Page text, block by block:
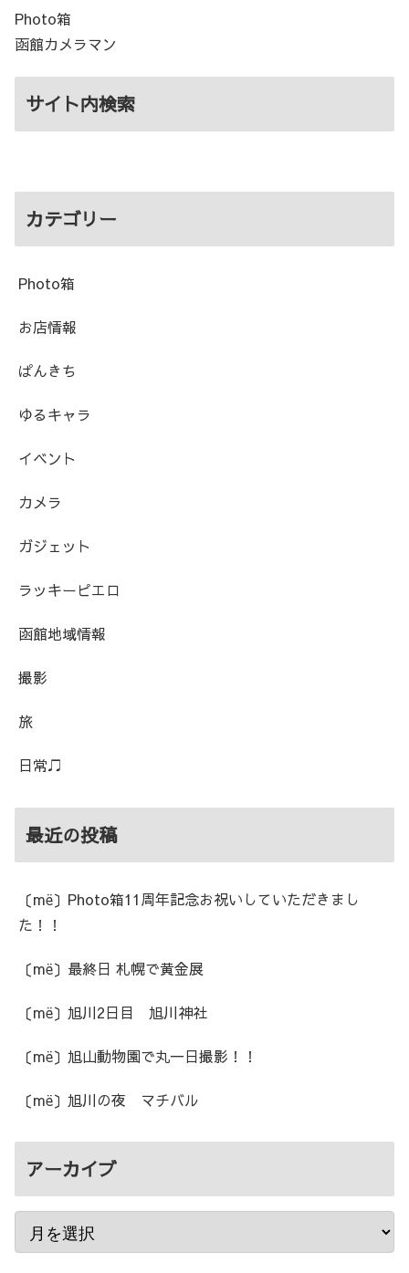
Photo箱
函館カメラマン
サイト内検索
カテゴリー
Photo箱
お店情報
ぱんきち
ゆるキャラ
イベント
カメラ
ガジェット
ラッキーピエロ
函館地域情報
撮影
旅
日常♫
最近の投稿
〔më〕Photo箱11周年記念お祝いしていただきまし
た！！
〔më〕最終日 札幌で黄金展
〔më〕旭川2日目 旭川神社
〔më〕旭山動物園で丸一日撮影！！
〔më〕旭川の夜 マチバル
アーカイブ